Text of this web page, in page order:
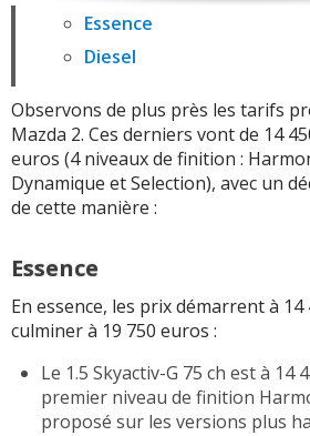
Essence
Diesel
Observons de plus près les tarifs
Mazda 2. Ces derniers vont de 14
euros (4 niveaux de finition :
Dynamique et Selection), avec un
de cette manière :
Essence
En essence, les prix démarrent à
culminer à 19 750 euros :
Le 1.5 Skyactiv-G 75 ch est à 14
premier niveau de finition
proposé sur les versions plus